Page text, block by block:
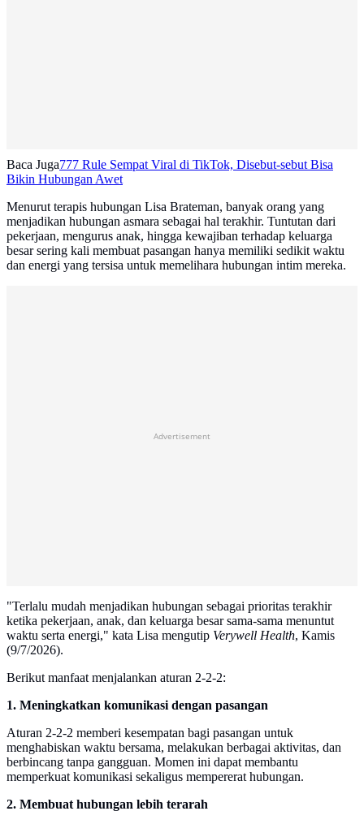
Baca Juga777 Rule Sempat Viral di TikTok, Disebut-sebut Bisa
Bikin Hubungan Awet
Menurut terapis hubungan Lisa Brateman, banyak orang yang
menjadikan hubungan asmara sebagai hal terakhir. Tuntutan dari
pekerjaan, mengurus anak, hingga kewajiban terhadap keluarga
besar sering kali membuat pasangan hanya memiliki sedikit waktu
dan energi yang tersisa untuk memelihara hubungan intim mereka.
Advertisement
"Terlalu mudah menjadikan hubungan sebagai prioritas terakhir
ketika pekerjaan, anak, dan keluarga besar sama-sama menuntut
waktu serta energi," kata Lisa mengutip Verywell Health, Kamis
(9/7/2026).
Berikut manfaat menjalankan aturan 2-2-2:
1. Meningkatkan komunikasi dengan pasangan
Aturan 2-2-2 memberi kesempatan bagi pasangan untuk
menghabiskan waktu bersama, melakukan berbagai aktivitas, dan
berbincang tanpa gangguan. Momen ini dapat membantu
memperkuat komunikasi sekaligus mempererat hubungan.
2. Membuat hubungan lebih terarah